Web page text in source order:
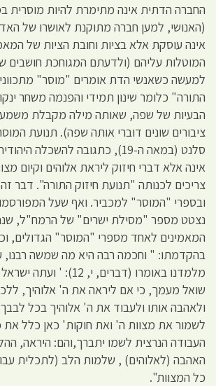
החברה הדתית אינה מתימרת להיות מוסרית
(האנושי, למען חברה מתוקנת לאושרו של
אינה עוסקת אלא בציות וחובת הציות של
המוטלות עליהם (ולדעתם המגוחכת חושבים
למעשה כשאנשי הדת אומרים "מוסר"
התורה" כלומר שינון תמידי והפנמה משחר
הבעיות של שפה, שאותה מילה מקבלת
ציבורים שונים דוברי אותה שפה). תנועת
סלנט (במאה ה-19), כתגובה
אינה אלא דברי חיזוק ליראת אלוהים וקיום
צריכים לכנותה "תנועת חיזוק התורה". דבר
ובספרי "המוסר" למכביר. ואף שעל
נצטט מספר "מסילת ישרים" של הרמח"ל,
המאמינים לאחד מספרי "המוסר" הגדולים,
בהקדמתו: " וחכמה רבה היא מה שמשה רבנו,
מלמדנו באומרו (דברים, י,
שואל מעמך, כי אם ליראה את ה' אלוהיך,
ולאהבה אותו ולעבוד את ה' אלוהיך בכל
לשמור את מצוות ה' ואת חוקות' כאן כלל
העבודה הנרצית לשמו יתברך,והם: היראה,
האהבה (לאלוהים) , שלמות הלב (לתכלית
כל המצוות".